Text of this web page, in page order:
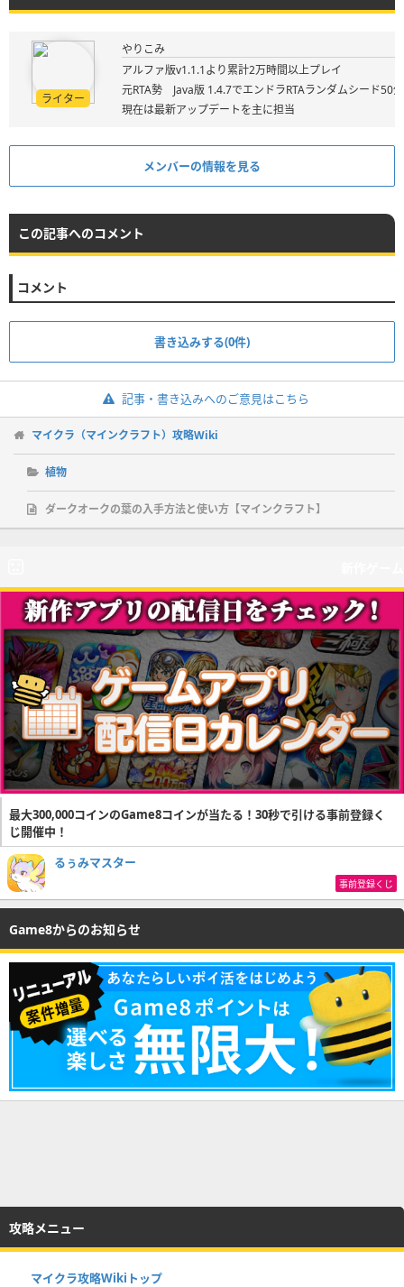
ライター
やりこみ
アルファ版v1.1.1より累計2万時間以上プレイ
元RTA勢 Java版 1.4.7でエンドラRTAランダムシード50
現在は最新アップデートを主に担当
メンバーの情報を見る
この記事へのコメント
コメント
書き込みする(0件)
記事・書き込みへのご意見はこちら
マイクラ（マインクラフト）攻略Wiki
植物
ダークオークの葉の入手方法と使い方【マインクラフト】
最大300,000コインのGame8コインが当たる！30秒で引ける事前登録く
じ開催中！
るぅみマスター
事前登録くじ
Game8からのお知らせ
攻略メニュー
マイクラ攻略Wikiトップ